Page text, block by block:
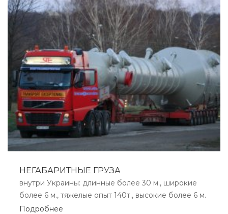
НЕГАБАРИТНЫЕ ГРУЗА
внутри Украины: длинные более 30 м., широкие
более 6 м., тяжелые опыт 140т., высокие более 6 м.
Подробнее